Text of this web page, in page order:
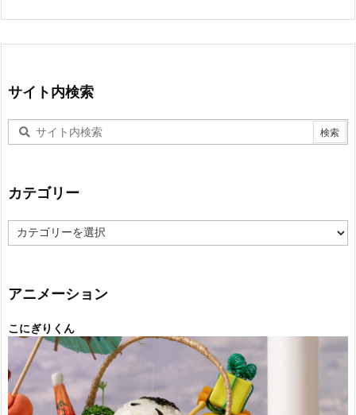
サイト内検索
カテゴリー
テ
ー
アニメーション
こにぎりくん